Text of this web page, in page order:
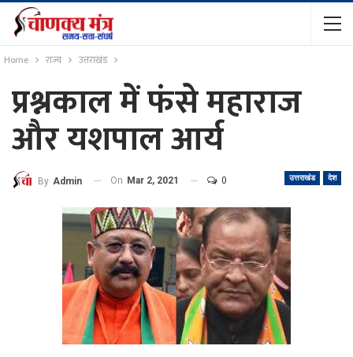
Home राज्य उत्तराखंड
प्रश्नकाल में फंसे महाराज
और यशपाल आर्य
उत्तराखंड देश
By Admin On Mar 2, 2021 0